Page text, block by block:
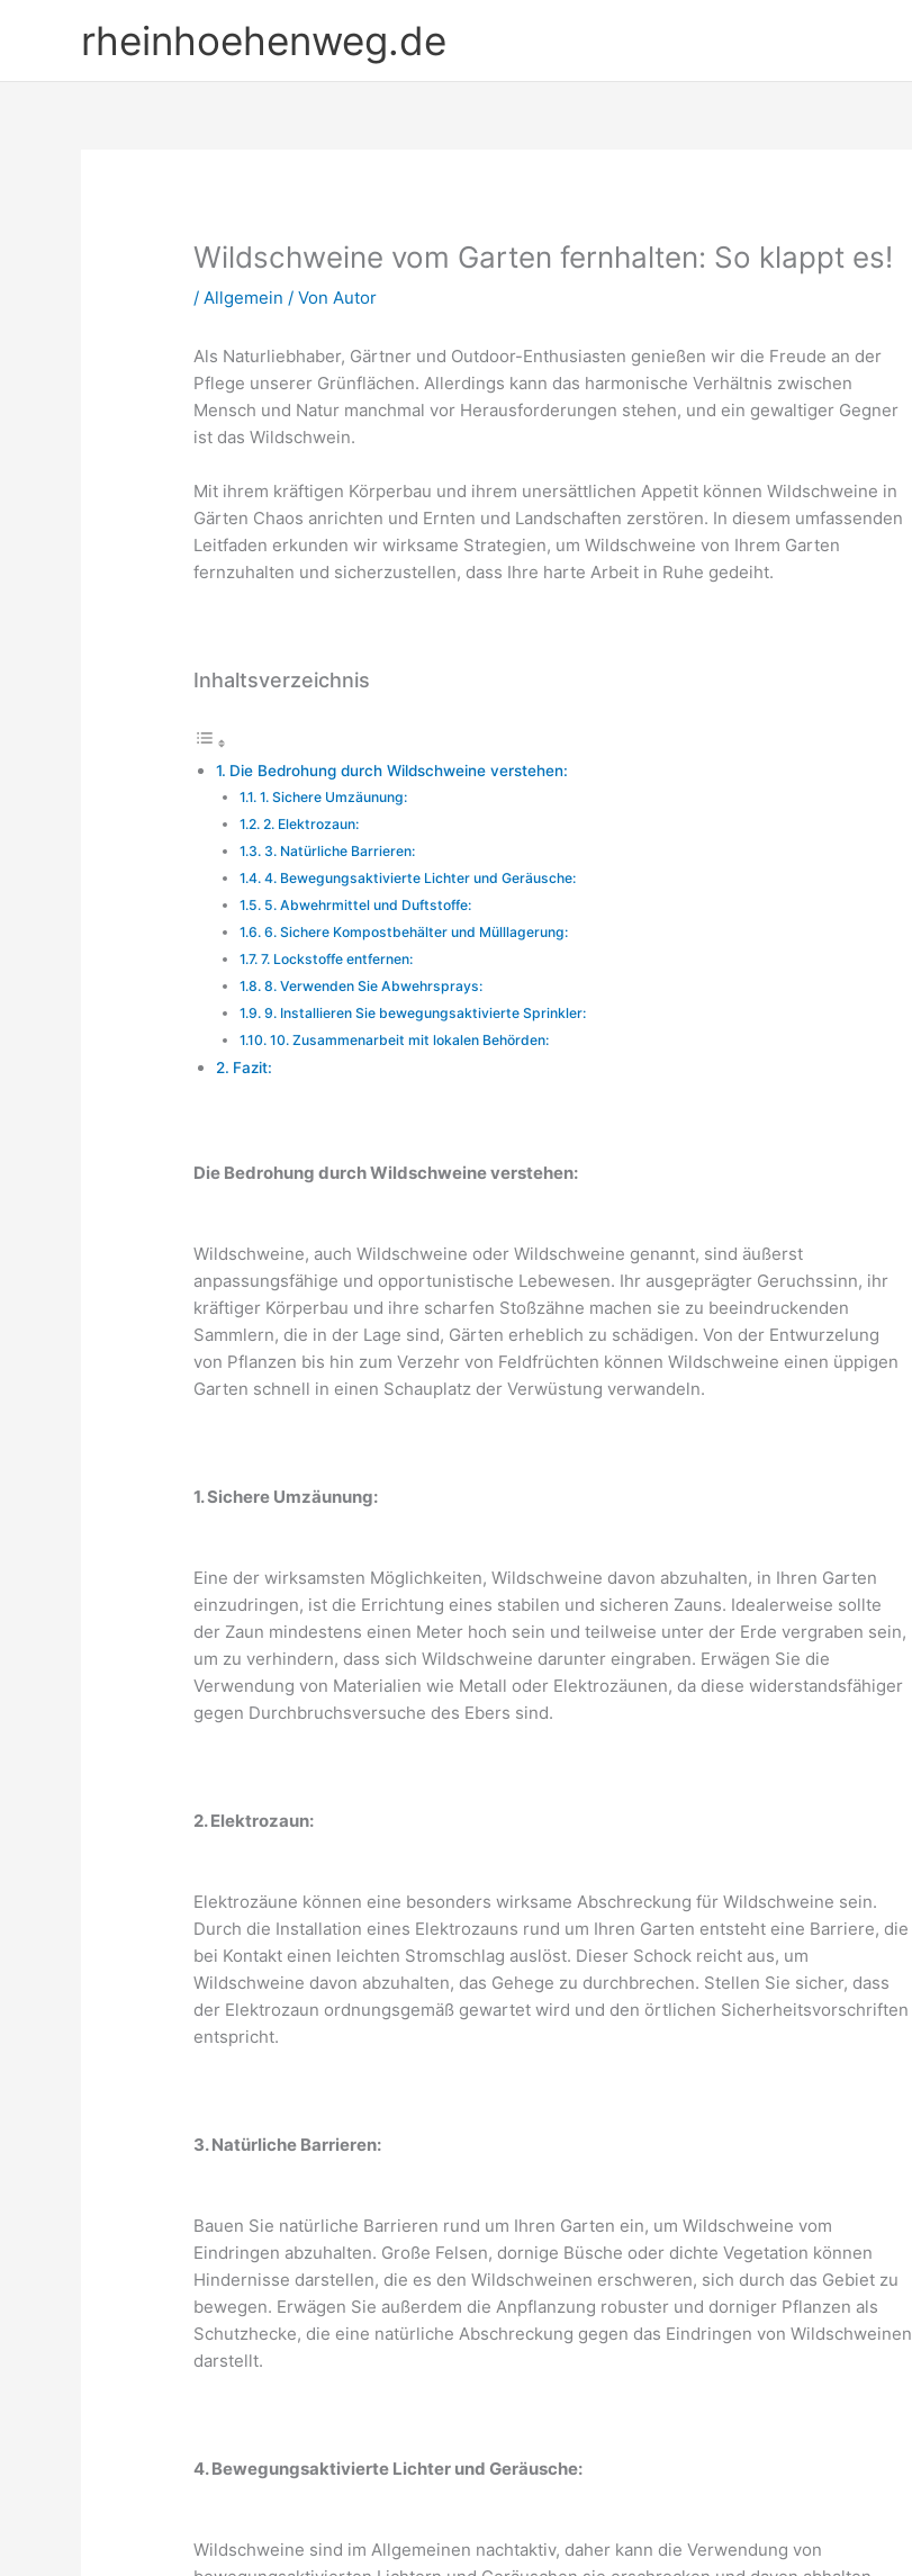
rheinhoehenweg.de
Wildschweine vom Garten fernhalten: So klappt es!
/Allgemein / VonAutor
Als Naturliebhaber, Gärtner und Outdoor-Enthusiasten genießen wir die Freude an der
Pflege unserer Grünflächen. Allerdings kann das harmonische Verhältnis zwischen
Mensch und Natur manchmal vor Herausforderungen stehen, und ein gewaltiger Gegner
ist das Wildschwein.
Mit ihrem kräftigen Körperbau und ihrem unersättlichen Appetit können Wildschweine in
Gärten Chaos anrichten und Ernten und Landschaften zerstören. In diesem umfassenden
Leitfaden erkunden wir wirksame Strategien, um Wildschweine von Ihrem Garten
fernzuhalten und sicherzustellen, dass Ihre harte Arbeit in Ruhe gedeiht.
Inhaltsverzeichnis
Die Bedrohung durch Wildschweine verstehen:
1. Sichere Umzäunung:
2. Elektrozaun:
3. Natürliche Barrieren:
4. Bewegungsaktivierte Lichter und Geräusche:
5. Abwehrmittel und Duftstoffe:
6. Sichere Kompostbehälter und Mülllagerung:
7. Lockstoffe entfernen:
8. Verwenden Sie Abwehrsprays:
9. Installieren Sie bewegungsaktivierte Sprinkler:
10. Zusammenarbeit mit lokalen Behörden:
Fazit:
Die Bedrohung durch Wildschweine verstehen:
Wildschweine, auch Wildschweine oder Wildschweine genannt, sind äußerst
anpassungsfähige und opportunistische Lebewesen. Ihr ausgeprägter Geruchssinn, ihr
kräftiger Körperbau und ihre scharfen Stoßzähne machen sie zu beeindruckenden
Sammlern, die in der Lage sind, Gärten erheblich zu schädigen. Von der Entwurzelung
von Pflanzen bis hin zum Verzehr von Feldfrüchten können Wildschweine einen üppigen
Garten schnell in einen Schauplatz der Verwüstung verwandeln.
1. Sichere Umzäunung:
Eine der wirksamsten Möglichkeiten, Wildschweine davon abzuhalten, in Ihren Garten
einzudringen, ist die Errichtung eines stabilen und sicheren Zauns. Idealerweise sollte
der Zaun mindestens einen Meter hoch sein und teilweise unter der Erde vergraben sein,
um zu verhindern, dass sich Wildschweine darunter eingraben. Erwägen Sie die
Verwendung von Materialien wie Metall oder Elektrozäunen, da diese widerstandsfähiger
gegen Durchbruchsversuche des Ebers sind.
2. Elektrozaun:
Elektrozäune können eine besonders wirksame Abschreckung für Wildschweine sein.
Durch die Installation eines Elektrozauns rund um Ihren Garten entsteht eine Barriere, die
bei Kontakt einen leichten Stromschlag auslöst. Dieser Schock reicht aus, um
Wildschweine davon abzuhalten, das Gehege zu durchbrechen. Stellen Sie sicher, dass
der Elektrozaun ordnungsgemäß gewartet wird und den örtlichen Sicherheitsvorschriften
entspricht.
3. Natürliche Barrieren:
Bauen Sie natürliche Barrieren rund um Ihren Garten ein, um Wildschweine vom
Eindringen abzuhalten. Große Felsen, dornige Büsche oder dichte Vegetation können
Hindernisse darstellen, die es den Wildschweinen erschweren, sich durch das Gebiet zu
bewegen. Erwägen Sie außerdem die Anpflanzung robuster und dorniger Pflanzen als
Schutzhecke, die eine natürliche Abschreckung gegen das Eindringen von Wildschweinen
darstellt.
4. Bewegungsaktivierte Lichter und Geräusche:
Wildschweine sind im Allgemeinen nachtaktiv, daher kann die Verwendung von